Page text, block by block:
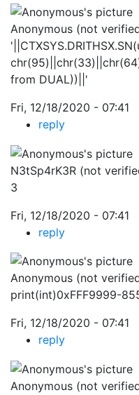
Anonymous (not
from DUAL))||'
Fri, 12/18/2020 - 07:41
reply
N3tSp4rK3R (not
3
Fri, 12/18/2020 - 07:41
reply
Anonymous (not
print(int)0xFFF9999-
Fri, 12/18/2020 - 07:41
reply
Anonymous (not